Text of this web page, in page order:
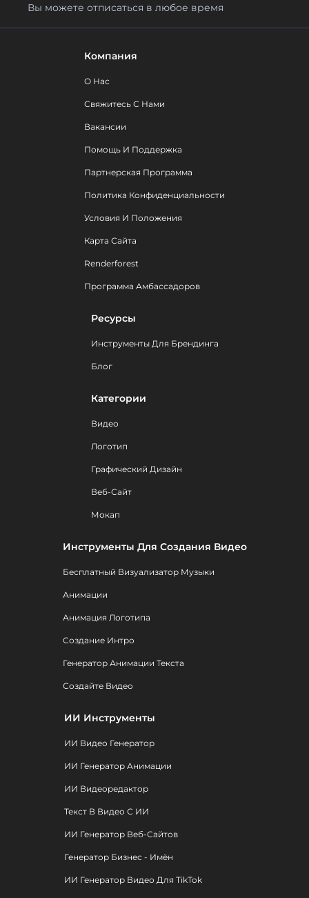
Вы можете отписаться в любое время
Компания
О Нас
Свяжитесь С Нами
Вакансии
Помощь И Поддержка
Партнерская Программа
Политика Конфиденциальности
Условия И Положения
Карта Сайта
Renderforest
Программа Амбассадоров
Ресурсы
Инструменты Для Брендинга
Блог
Категории
Видео
Логотип
Графический Дизайн
Веб-Сайт
Мокап
Инструменты Для Создания Видео
Бесплатный Визуализатор Музыки
Анимации
Анимация Логотипа
Создание Интро
Генератор Анимации Текста
Создайте Видео
ИИ Инструменты
ИИ Видео Генератор
ИИ Генератор Анимации
ИИ Видеоредактор
Текст В Видео С ИИ
ИИ Генератор Веб-Сайтов
Генератор Бизнес - Имён
ИИ Генератор Видео Для TikTok